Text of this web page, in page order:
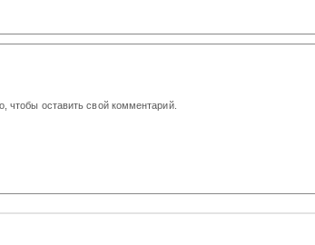
чтобы оставить свой комментарий.